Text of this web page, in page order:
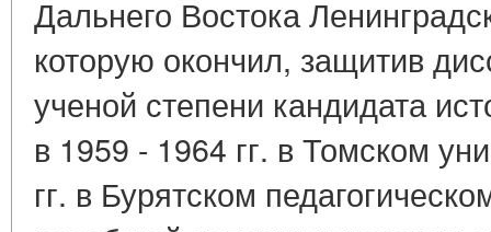
Дальнего Востока
которую окончил, защитив
ученой степени кандидата
в 1959 - 1964 гг. в Томском
гг. в Бурятском